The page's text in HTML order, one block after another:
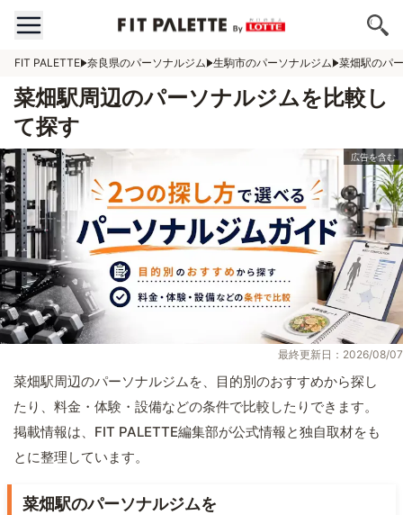
FIT PALETTE 奈良県のパーソナルジム 生駒市のパーソナルジム 菜畑駅のパ
菜畑駅周辺のパーソナルジムを比較し
て探す
最終更新日：2026/08/07
菜畑駅周辺のパーソナルジムを、目的別のおすすめから探し
たり、料金・体験・設備などの条件で比較したりできます。
掲載情報は、FIT PALETTE編集部が公式情報と独自取材をも
とに整理しています。
菜畑駅のパーソナルジムを